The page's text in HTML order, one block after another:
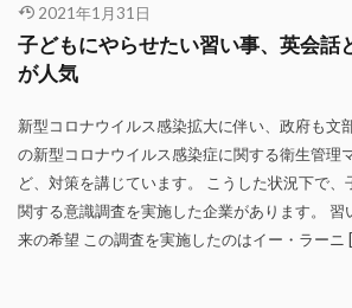
2021年1月31日
子どもにやらせたい習い事、英会話
が人気
新型コロナウイルス感染拡大に伴い、政府も文
の新型コロナウイルス感染症に関する衛生管理
ど、対策を講じています。 こうした状況下で、
関する意識調査を実施した企業があります。 習
来の希望 この調査を実施したのはイー・ラーニ